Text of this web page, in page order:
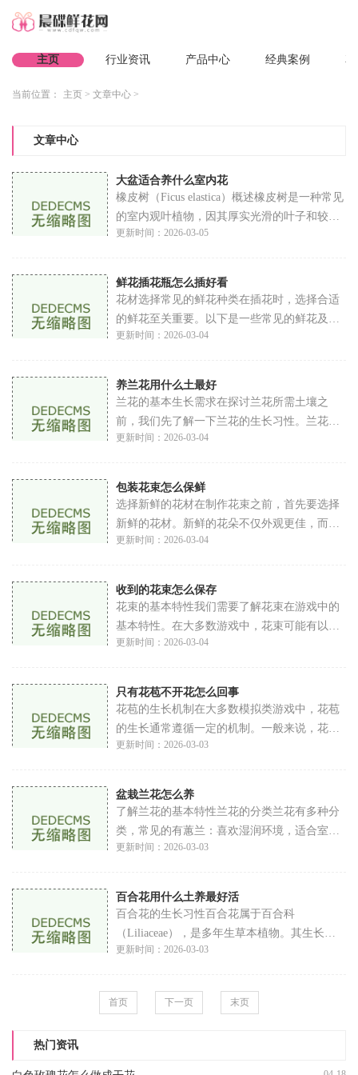
主页 行业资讯 产品中心 经典案例
当前位置： 主页 > 文章中心 >
文章中心
大盆适合养什么室内花
橡皮树（Ficus elastica）概述橡皮树是一种常见
的室内观叶植物，因其厚实光滑的叶子和较强
的适应性而备受欢迎。它能够在较低的光照条
养护
更新时间：2026-03-05
鲜花插花瓶怎么插好看
花材选择常见的鲜花种类在插花时，选择合适
的鲜花至关重要。以下是一些常见的鲜花及其
特点玫瑰：象征爱情，花瓣丰富，适合多种场
节
更新时间：2026-03-04
养兰花用什么土最好
兰花的基本生长需求在探讨兰花所需土壤之
前，我们先了解一下兰花的生长习性。兰花多
为附生植物，通常生长在树木的枝干或岩石
传统的
更新时间：2026-03-04
包装花束怎么保鲜
选择新鲜的花材在制作花束之前，首先要选择
新鲜的花材。新鲜的花朵不仅外观更佳，而且
保鲜时间更长。通常可以在市场上购买各种类
瓣
更新时间：2026-03-04
收到的花束怎么保存
花束的基本特性我们需要了解花束在游戏中的
基本特性。在大多数游戏中，花束可能有以下
几个方面的特性耐久度：一些游戏设定花束有
用
更新时间：2026-03-04
只有花苞不开花怎么回事
花苞的生长机制在大多数模拟类游戏中，花苞
的生长通常遵循一定的机制。一般来说，花苞
的生长需要满足以下几个条件环境因素：温
长。如
更新时间：2026-03-03
盆栽兰花怎么养
了解兰花的基本特性兰花的分类兰花有多种分
类，常见的有蕙兰：喜欢湿润环境，适合室内
栽培。蝴蝶兰：花形美丽，花期长，是最受欢
光
更新时间：2026-03-03
百合花用什么土养最好活
百合花的生长习性百合花属于百合科
（Liliaceae），是多年生草本植物。其生长习
性主要包括光照需求：百合花喜欢充足的阳
百合对水分的需
更新时间：2026-03-03
首页 下一页 末页
热门资讯